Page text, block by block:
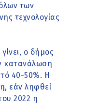
των
τεχνολογίας
ο δήμος
κατανάλωση
40-50%. Η
εάν ληφθεί
2022 η